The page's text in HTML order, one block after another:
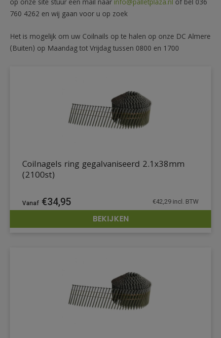
op onze site stuur een mail naar info@palletplaza.nl of bel 036
760 4262 en wij gaan voor u op zoek
Het is mogelijk om uw Coilnails op te halen op onze DC Almere
(Buiten) op Maandag tot Vrijdag tussen 0800 en 1700
DETAILS
Coilnagels ring gegalvaniseerd 2.1x38mm
(2100st)
€34,95 €42,29 incl. BTW
BEKIJKEN